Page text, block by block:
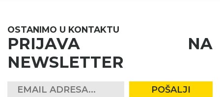
OSTANIMO U KONTAKTU
PRIJAVA NA
NEWSLETTER
POŠALJI